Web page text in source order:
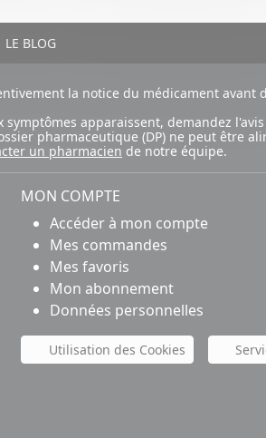
LE BLOG
la notice du médicament
apparaissent, demandez
pharmaceutique (DP) ne peut être
un pharmacien de notre équipe.
MON COMPTE
Accéder à mon compte
Mes commandes
Mes favoris
Mon abonnement
Données personnelles
Utilisation des Cookies